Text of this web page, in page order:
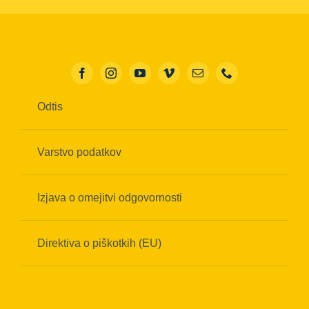
Odtis
Varstvo podatkov
Izjava o omejitvi odgovornosti
Direktiva o piškotkih (EU)